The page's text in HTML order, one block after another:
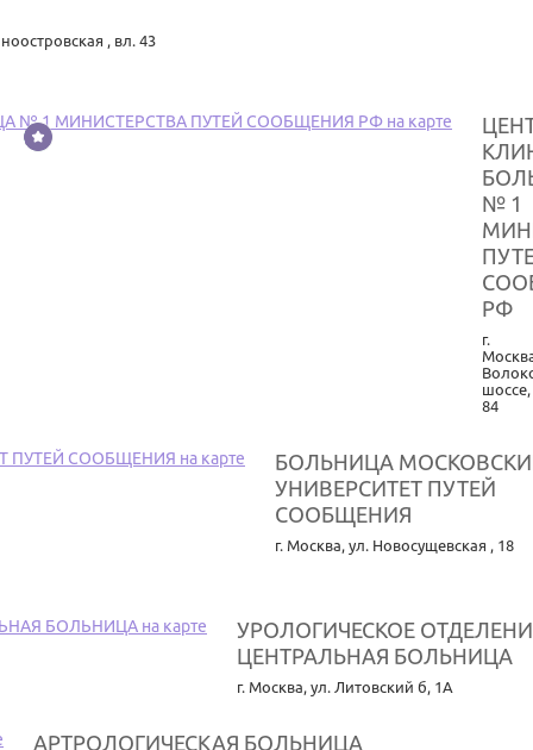
, вл. 43
№ 1
РФ
г.
шоссе,
84
БОЛЬНИЦА
УНИВЕРСИТЕТ ПУТЕЙ
СООБЩЕНИЯ
г. Москва, ул. Новосущевская , 18
УРОЛОГИЧЕСКОЕ
ЦЕНТРАЛЬНАЯ БОЛЬНИЦА
г. Москва, ул. Литовский б, 1А
АРТРОЛОГИЧЕСКАЯ БОЛЬНИЦА